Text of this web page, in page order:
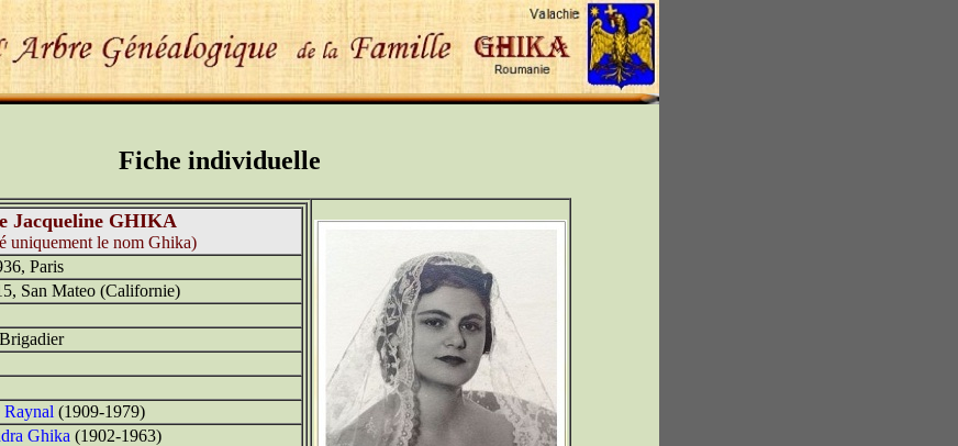
Fiche individuelle
Jacqueline GHIKA
uniquement le nom Ghika)
Paris
San Mateo (Californie)
Raynal (1909-1979)
Ghika (1902-1963)